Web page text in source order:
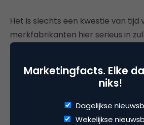
Het is slechts een kwestie van tijd
merkfabrikanten hier serieus in
investeren. De
op YouTube) en Procter &
) hebben de
heel goed geexperimenteerd met
marketing. Zij proberen de
Marketingfacts. Elke
niks!
Dagelijkse
Wekelijkse